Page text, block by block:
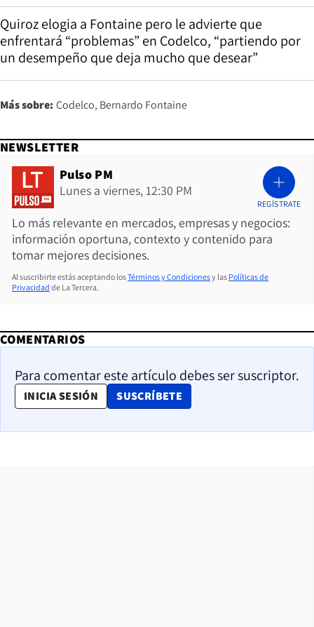
Quiroz elogia a Fontaine pero le advierte que
enfrentará “problemas” en Codelco, “partiendo por
un desempeño que deja mucho que desear”
Más sobre: Codelco Bernardo Fontaine
NEWSLETTER
Pulso PM
Lunes a viernes, 12:30 PM
Lo más relevante en mercados, empresas y negocios:
información oportuna, contexto y contenido para
tomar mejores decisiones.
REGÍSTRATE
Al suscribirte estás aceptando losTérminos y Condicionesy las Políticas de
Privacidad de La Tercera.
COMENTARIOS
Para comentar este artículo debes ser suscriptor.
INICIA SESIÓN SUSCRÍBETE
OPENS IN NEW WINDOW